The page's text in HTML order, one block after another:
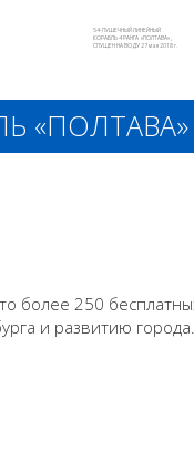
54-ПУШЕЧНЫЙ ЛИНЕЙНЫЙ
КОРАБЛЬ 4 РАНГА «ПОЛТАВА»,
СПУЩЕН НА ВОДУ 27 мая 2018 г.
более 250
и развитию города.